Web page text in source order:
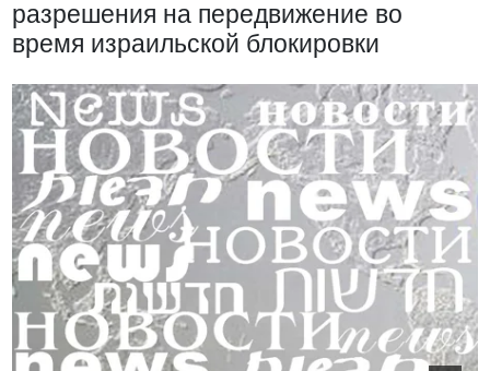
разрешения на передвижение во
время израильской блокировки